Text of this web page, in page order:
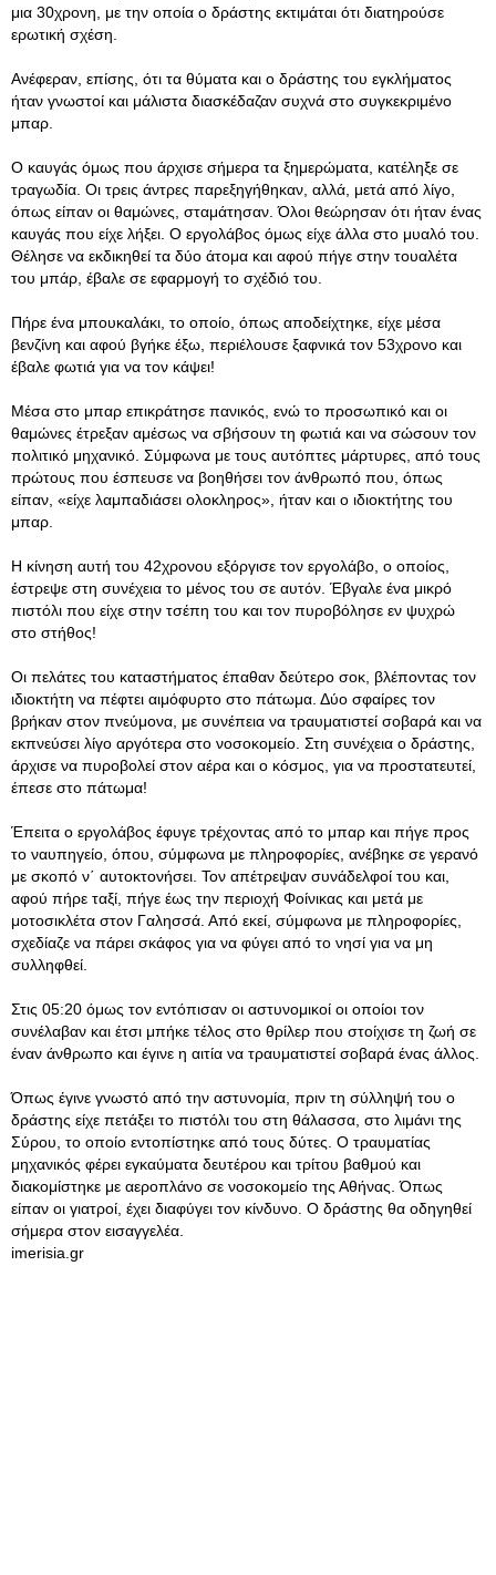
μια 30χρονη, με την οποία ο δράστης εκτιμάται ότι διατηρούσε
ερωτική σχέση.
Ανέφεραν, επίσης, ότι τα θύματα και ο δράστης του εγκλήματος
ήταν γνωστοί και μάλιστα διασκέδαζαν συχνά στο συγκεκριμένο
μπαρ.
Ο καυγάς όμως που άρχισε σήμερα τα ξημερώματα, κατέληξε σε
τραγωδία. Οι τρεις άντρες παρεξηγήθηκαν, αλλά, μετά από λίγο,
όπως είπαν οι θαμώνες, σταμάτησαν. Όλοι θεώρησαν ότι ήταν ένας
καυγάς που είχε λήξει. Ο εργολάβος όμως είχε άλλα στο μυαλό του.
Θέλησε να εκδικηθεί τα δύο άτομα και αφού πήγε στην τουαλέτα
του μπάρ, έβαλε σε εφαρμογή το σχέδιό του.
Πήρε ένα μπουκαλάκι, το οποίο, όπως αποδείχτηκε, είχε μέσα
βενζίνη και αφού βγήκε έξω, περιέλουσε ξαφνικά τον 53χρονο και
έβαλε φωτιά για να τον κάψει!
Μέσα στο μπαρ επικράτησε πανικός, ενώ το προσωπικό και οι
θαμώνες έτρεξαν αμέσως να σβήσουν τη φωτιά και να σώσουν τον
πολιτικό μηχανικό. Σύμφωνα με τους αυτόπτες μάρτυρες, από τους
πρώτους που έσπευσε να βοηθήσει τον άνθρωπό που, όπως
είπαν, «είχε λαμπαδιάσει ολοκληρος», ήταν και ο ιδιοκτήτης του
μπαρ.
Η κίνηση αυτή του 42χρονου εξόργισε τον εργολάβο, ο οποίος,
έστρεψε στη συνέχεια το μένος του σε αυτόν. Έβγαλε ένα μικρό
πιστόλι που είχε στην τσέπη του και τον πυροβόλησε εν ψυχρώ
στο στήθος!
Οι πελάτες του καταστήματος έπαθαν δεύτερο σοκ, βλέποντας τον
ιδιοκτήτη να πέφτει αιμόφυρτο στο πάτωμα. Δύο σφαίρες τον
βρήκαν στον πνεύμονα, με συνέπεια να τραυματιστεί σοβαρά και να
εκπνεύσει λίγο αργότερα στο νοσοκομείο. Στη συνέχεια ο δράστης,
άρχισε να πυροβολεί στον αέρα και ο κόσμος, για να προστατευτεί,
έπεσε στο πάτωμα!
Έπειτα ο εργολάβος έφυγε τρέχοντας από το μπαρ και πήγε προς
το ναυπηγείο, όπου, σύμφωνα με πληροφορίες, ανέβηκε σε γερανό
με σκοπό ν΄ αυτοκτονήσει. Τον απέτρεψαν συνάδελφοί του και,
αφού πήρε ταξί, πήγε έως την περιοχή Φοίνικας και μετά με
μοτοσικλέτα στον Γαλησσά. Από εκεί, σύμφωνα με πληροφορίες,
σχεδίαζε να πάρει σκάφος για να φύγει από το νησί για να μη
συλληφθεί.
Στις 05:20 όμως τον εντόπισαν οι αστυνομικοί οι οποίοι τον
συνέλαβαν και έτσι μπήκε τέλος στο θρίλερ που στοίχισε τη ζωή σε
έναν άνθρωπο και έγινε η αιτία να τραυματιστεί σοβαρά ένας άλλος.
Όπως έγινε γνωστό από την αστυνομία, πριν τη σύλληψή του ο
δράστης είχε πετάξει το πιστόλι του στη θάλασσα, στο λιμάνι της
Σύρου, το οποίο εντοπίστηκε από τους δύτες. Ο τραυματίας
μηχανικός φέρει εγκαύματα δευτέρου και τρίτου βαθμού και
διακομίστηκε με αεροπλάνο σε νοσοκομείο της Αθήνας. Όπως
είπαν οι γιατροί, έχει διαφύγει τον κίνδυνο. Ο δράστης θα οδηγηθεί
σήμερα στον εισαγγελέα.
imerisia.gr